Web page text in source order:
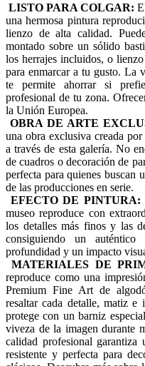
LISTO PARA COLGAR:
una hermosa pintura
lienzo de alta calidad.
montado sobre un sólido
los herrajes incluidos, o
para enmarcar a tu gusto. La
te permite ahorrar si
profesional de tu zona.
la Unión Europea.
OBRA DE ARTE
una obra exclusiva creada
a través de esta galería. No
de cuadros o decoración de
perfecta para quienes buscan
de las producciones en serie.
EFECTO DE PINTURA:
museo reproduce con
los detalles más finos y las
consiguiendo un
profundidad y un impacto
MATERIALES DE
reproduce como una
Premium Fine Art de
resaltar cada detalle, matiz
protege con un barniz
viveza de la imagen durante
calidad profesional garantiza
resistente y perfecta para